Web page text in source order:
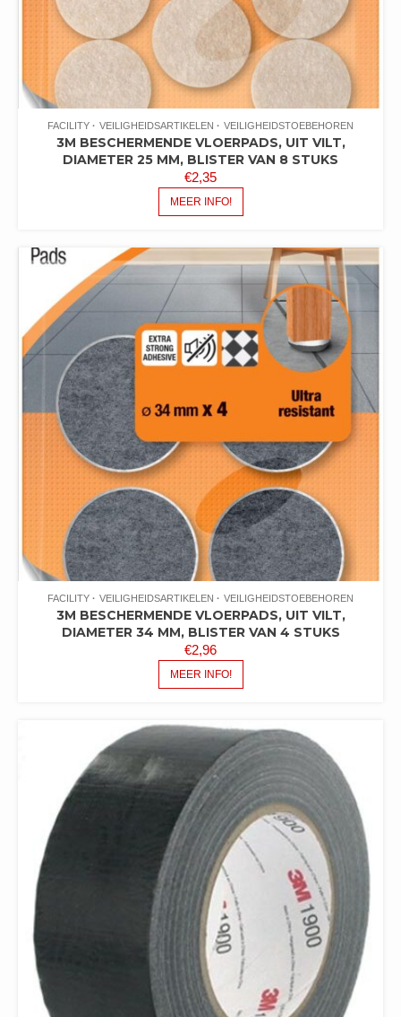
FACILITY VEILIGHEIDSARTIKELEN VEILIGHEIDSTOEBEHOREN
3M BESCHERMENDE VLOERPADS, UIT VILT,
DIAMETER 25 MM, BLISTER VAN 8 STUKS
€2,35
MEER INFO!
FACILITY VEILIGHEIDSARTIKELEN VEILIGHEIDSTOEBEHOREN
3M BESCHERMENDE VLOERPADS, UIT VILT,
DIAMETER 34 MM, BLISTER VAN 4 STUKS
€2,96
MEER INFO!